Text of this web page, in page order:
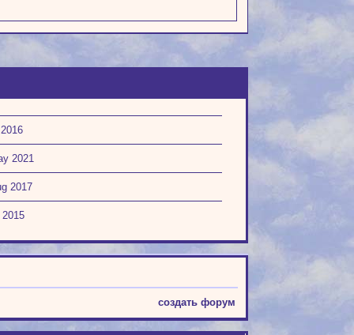
2021
2017
создать форум